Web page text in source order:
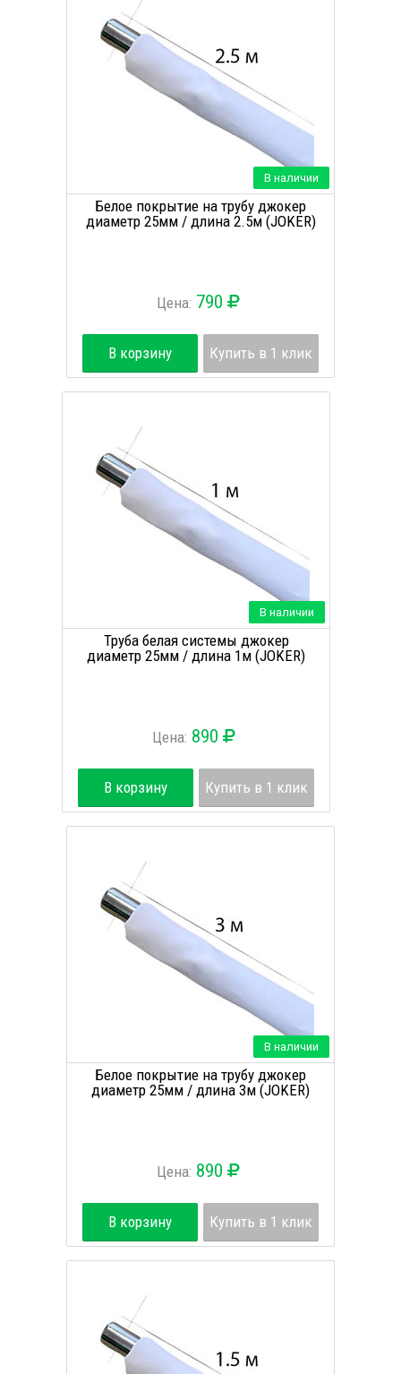
В наличии
Белое покрытие на трубу джокер
диаметр 25мм / длина 2.5м (JOKER)
Цена: 790
В корзину Купить в 1 клик
В наличии
Труба белая системы джокер
диаметр 25мм / длина 1м (JOKER)
Цена: 890
В корзину Купить в 1 клик
В наличии
Белое покрытие на трубу джокер
диаметр 25мм / длина 3м (JOKER)
Цена: 890
В корзину Купить в 1 клик